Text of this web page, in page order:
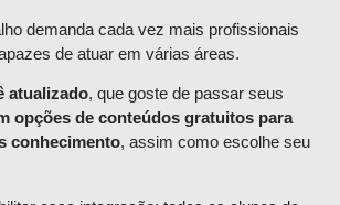
demanda cada vez mais profissionais
de atuar em várias áreas.
atualizado, que goste de passar seus
opções de conteúdos gratuitos para
conhecimento, assim como escolhe seu